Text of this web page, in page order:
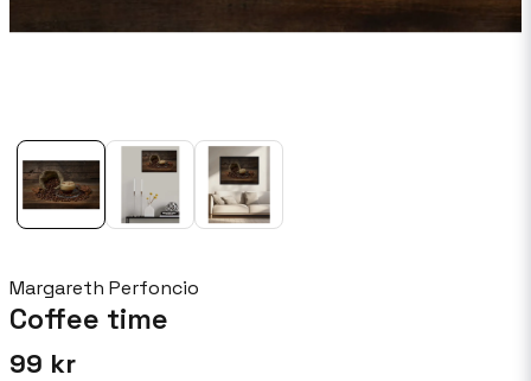
Margareth Perfoncio
Coffee time
99 kr